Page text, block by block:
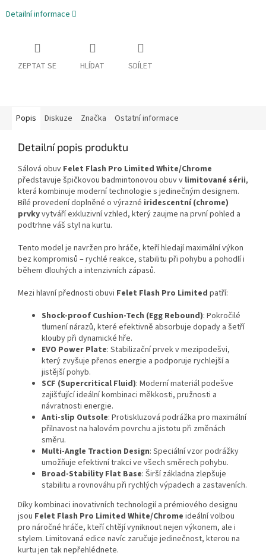
Detailní informace
ZEPTAT SE HLÍDAT SDÍLET
Popis Diskuze Značka Ostatní informace
Detailní popis produktu
Sálová obuv Felet Flash Pro Limited White/Chrome
představuje špičkovou badmintonovou obuv v limitované sérii,
která kombinuje moderní technologie s jedinečným designem.
Bílé provedení doplněné o výrazné iridescentní (chrome)
prvkyvytváří exkluzivní vzhled, který zaujme na první pohled a
podtrhne váš styl na kurtu.
Tento model je navržen pro hráče, kteří hledají maximální výkon
bez kompromisů – rychlé reakce, stabilitu při pohybu a pohodlí i
během dlouhých a intenzivních zápasů.
Mezi hlavní přednosti obuvi Felet Flash Pro Limited patří:
Shock-proof Cushion-Tech (Egg Rebound): Pokročilé
tlumení nárazů, které efektivně absorbuje dopady a šetří
klouby při dynamické hře.
EVO Power Plate: Stabilizační prvek v mezipodešvi,
který zvyšuje přenos energie a podporuje rychlejší a
jistější pohyb.
SCF (Supercritical Fluid): Moderní materiál podešve
zajišťující ideální kombinaci měkkosti, pružnosti a
návratnosti energie.
Anti-slip Outsole: Protiskluzová podrážka pro maximální
přilnavost na halovém povrchu a jistotu při změnách
směru.
Multi-Angle Traction Design: Speciální vzor podrážky
umožňuje efektivní trakci ve všech směrech pohybu.
Broad-Stability Flat Base: Širší základna zlepšuje
stabilitu a rovnováhu při rychlých výpadech a zastaveních.
Díky kombinaci inovativních technologií a prémiového designu
jsou Felet Flash Pro Limited White/Chrome ideální volbou
pro náročné hráče, kteří chtějí vyniknout nejen výkonem, ale i
stylem. Limitovaná edice navíc zaručuje jedinečnost, kterou na
kurtu jen tak nepřehlédnete.